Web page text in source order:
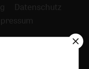
Datenschutz